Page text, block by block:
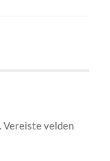
Vereiste velden